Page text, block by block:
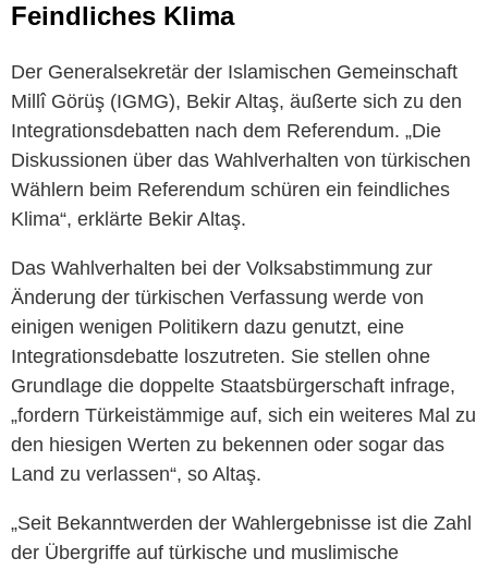
Feindliches Klima
Der Generalsekretär der Islamischen Gemeinschaft
Millî Görüş (IGMG), Bekir Altaş, äußerte sich zu den
Integrationsdebatten nach dem Referendum. „Die
Diskussionen über das Wahlverhalten von türkischen
Wählern beim Referendum schüren ein feindliches
Klima“, erklärte Bekir Altaş.
Das Wahlverhalten bei der Volksabstimmung zur
Änderung der türkischen Verfassung werde von
einigen wenigen Politikern dazu genutzt, eine
Integrationsdebatte loszutreten. Sie stellen ohne
Grundlage die doppelte Staatsbürgerschaft infrage,
„fordern Türkeistämmige auf, sich ein weiteres Mal zu
den hiesigen Werten zu bekennen oder sogar das
Land zu verlassen“, so Altaş.
„Seit Bekanntwerden der Wahlergebnisse ist die Zahl
der Übergriffe auf türkische und muslimische